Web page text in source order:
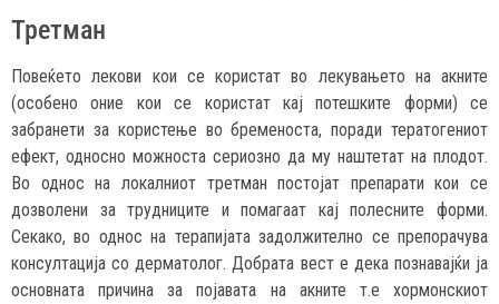
Третман
Повеќето лекови кои се користат во лекувањето на акните
(особено оние кои се користат кај потешките форми) се
забранети за користење во бременоста, поради тератогениот
ефект, односно можноста сериозно да му наштетат на плодот.
Во однос на локалниот третман постојат препарати кои се
дозволени за трудниците и помагаат кај полесните форми.
Секако, во однос на терапијата задолжително се препорачува
консултација со дерматолог. Добрата вест е дека познавајќи ја
основната причина за појавата на акните т.е хормонскиот